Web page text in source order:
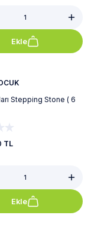
Ekle
Stepping Stone ( 6
TL
Ekle